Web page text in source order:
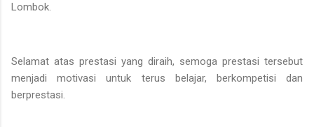
Lombok.
Selamat atas prestasi yang diraih, semoga prestasi tersebut
menjadi motivasi untuk terus belajar, berkompetisi dan
berprestasi.